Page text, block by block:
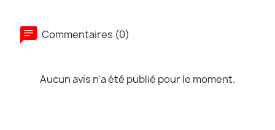
Commentaires (0)
Aucun avis n'a été publié pour le moment.